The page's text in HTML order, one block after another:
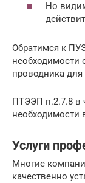
Но
Обратимся к
необходимости
проводника
ПТЭЭП п.2.7.8 в
необходимости
Услуги
Многие
качественно